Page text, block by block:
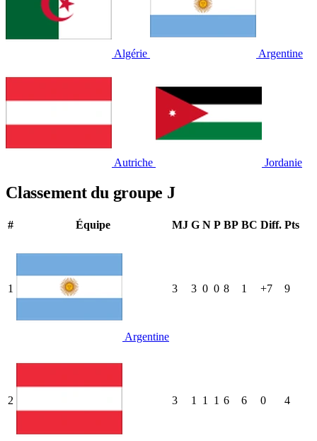
Algérie Argentine
Autriche Jordanie
Classement du groupe J
# Équipe MJ G N P BP BC Diff. Pts
1
Argentine
3 3 0 0 8 1 +7 9
2 3 1 1 1 6 6 0 4